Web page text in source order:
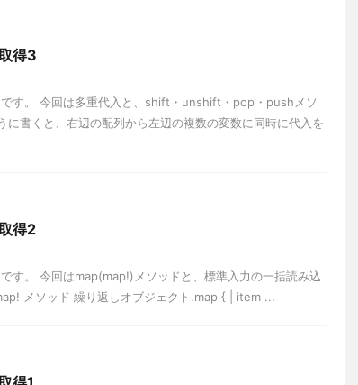
得3
です。 今回は多重代入と、shift・unshift・pop・pushメソ
に書くと、右辺の配列から左辺の複数の変数に同時に代入を
得2
す。 今回はmap(map!)メソッドと、標準入力の一括読み込
メソッド 繰り返しオブジェクト.map { | item ...